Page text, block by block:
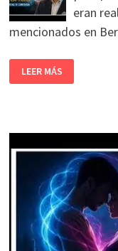
eran
mencionados en
LEER MÁS